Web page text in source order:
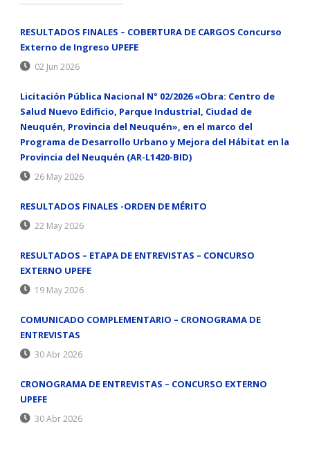
RESULTADOS FINALES – COBERTURA DE CARGOS Concurso
Externo de Ingreso UPEFE
02 Jun 2026
Licitación Pública Nacional N° 02/2026 «Obra: Centro de
Salud Nuevo Edificio, Parque Industrial, Ciudad de
Neuquén, Provincia del Neuquén», en el marco del
Programa de Desarrollo Urbano y Mejora del Hábitat en la
Provincia del Neuquén (AR-L1420-BID)
26 May 2026
RESULTADOS FINALES -ORDEN DE MÉRITO
22 May 2026
RESULTADOS – ETAPA DE ENTREVISTAS – CONCURSO
EXTERNO UPEFE
19 May 2026
COMUNICADO COMPLEMENTARIO – CRONOGRAMA DE
ENTREVISTAS
30 Abr 2026
CRONOGRAMA DE ENTREVISTAS – CONCURSO EXTERNO
UPEFE
30 Abr 2026